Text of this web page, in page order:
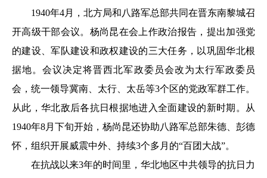
1940年4月，北方局和八路军总部共同在晋东南黎城召
开高级干部会议。杨尚昆在会上作政治报告，提出加强党
的建设、军队建设和政权建设的三大任务，以巩固华北根
据地。会议决定将晋西北军政委员会改为太行军政委员
会，统一领导冀南、太行、太岳等3个区的党政军群工作。
从此，华北敌后各抗日根据地进入全面建设的新时期。从
1940年8月下旬开始，杨尚昆还协助八路军总部朱德、彭德
怀，组织开展威震中外、持续3个多月的“百团大战”。
在抗战以来3年的时间里，华北地区中共领导的抗日力